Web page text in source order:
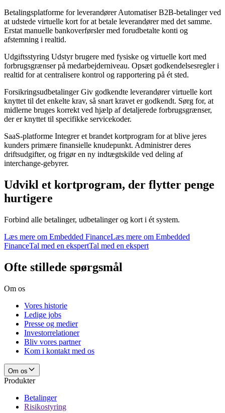
Betalingsplatforme for leverandørerAutomatiser B2B-betalinger ved
at udstede virtuelle kort for at betale leverandører med det samme.
Erstat manuelle bankoverførsler med forudbetalte konti og
afstemning i realtid.
Udgiftsstyring Udstyr brugere med fysiske og virtuelle kort med
forbrugsgrænser på medarbejderniveau. Opsæt godkendelsesregler i
realtid for at centralisere kontrol og rapportering på ét sted.
ForsikringsudbetalingerGiv godkendte leverandører virtuelle kort
knyttet til det enkelte krav, så snart kravet er godkendt. Sørg for, at
midlerne bruges korrekt ved hjælp af detaljerede forbrugsgrænser,
der er knyttet til specifikke servicekoder.
SaaS-platforme Integrer et brandet kortprogram for at blive jeres
kunders primære finansielle knudepunkt. Administrer deres
driftsudgifter, og frigør en ny indtægtskilde ved deling af
interchange-gebyrer.
Udvikl et kortprogram, der flytter penge
hurtigere
Forbind alle betalinger, udbetalinger og kort i ét system.
Læs mere om Embedded FinanceLæs mere om Embedded
FinanceTal med en ekspertTal med en ekspert
Ofte stillede spørgsmål
Om os
Vores historie
Ledige jobs
Presse og medier
Investorrelationer
Bliv vores partner
Kom i kontakt med os
Om os
Produkter
Betalinger
Risikostyring